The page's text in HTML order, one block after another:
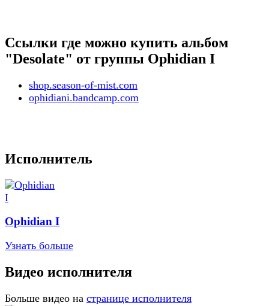
Ссылки где можно купить альбом
"Desolate" от группы Ophidian I
shop.season-of-mist.com
ophidiani.bandcamp.com
Исполнитель
Ophidian I
Узнать больше
Видео исполнителя
Больше видео на странице исполнителя